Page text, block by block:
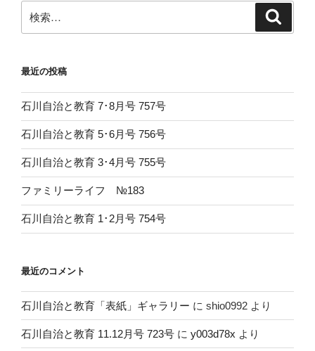
ン
索:
最近の投稿
石川自治と教育 7･8月号 757号
石川自治と教育 5･6月号 756号
石川自治と教育 3･4月号 755号
ファミリーライフ №183
石川自治と教育 1･2月号 754号
最近のコメント
石川自治と教育「表紙」ギャラリー に shio0992 より
石川自治と教育 11.12月号 723号 に y003d78x より